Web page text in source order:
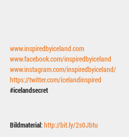
www.inspiredbyiceland.com
www.facebook.com/inspiredbyiceland
www.instagram.com/inspiredbyiceland/
https://twitter.com/icelandinspired
#icelandsecret
Bildmaterial:http://bit.ly/2s0Jbtu